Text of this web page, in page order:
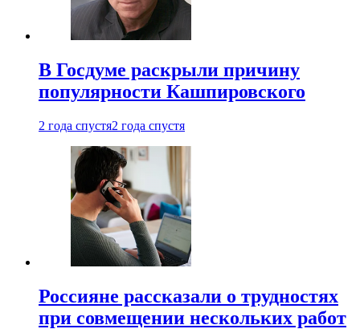
В Госдуме раскрыли причину
популярности Кашпировского
2 года спустя2 года спустя
Россияне рассказали о трудностях
при совмещении нескольких работ